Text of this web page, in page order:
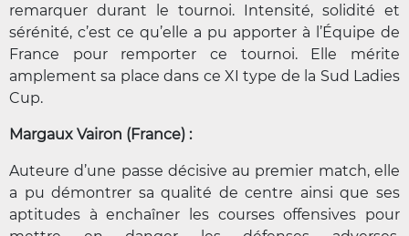
remarquer durant le tournoi. Intensité, solidité et
sérénité, c’est ce qu’elle a pu apporter à l’Équipe de
France pour remporter ce tournoi. Elle mérite
amplement sa place dans ce XI type de la Sud Ladies
Cup.
Margaux Vairon (France) :
Auteure d’une passe décisive au premier match, elle
a pu démontrer sa qualité de centre ainsi que ses
aptitudes à enchaîner les courses offensives pour